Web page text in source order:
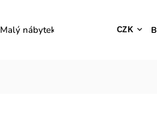
CZK
Malý nábytek Venkovní